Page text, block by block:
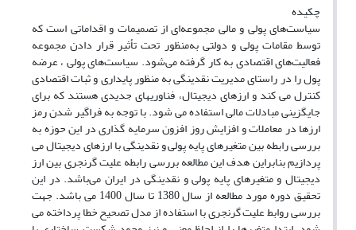
چکیده
سیاست‌های پولی و مالی مجموعه‌ای از تصمیمات و اقداماتی است که
توسط مقامات پولی و دولتی به‌منظور تحت تأثیر قرار دادن مجموعه
فعالیت‌های اقتصادی به کار گرفته می‌شود. سیاست‌های پولی ، عرضه
پول را در راستای مدیریت نقدینگی به منظور پایداری و ثبات اقتصادی
کنترل می کند و ارزهای دیجیتال، فناوریهای جدیدی هستند که برای
جایگزینی مبادلات مالی استفاده می شود. با توجه به فراگیر شدن رمز
ارزها در معاملات و افزایش روز افزون سرمایه گذاری در این حوزه به
بررسی رابطه بین متغیرهای پایه پولی و نقدینگی با ارزهای دیجیتال می
پردازیم بنابراین هدف این مطالعه بررسی رابطه علیت گرنجری بین ارز
دیجیتال و متغیرهای پایه پولی و نقدینگی در ایران می‌باشد. در این
تحقیق دوره مورد مطالعه از سال 1380 تا سال 1400 می باشد. جهت
بررسی روابط علیت گرنجری با استفاده از مدل تصحیح خطا پرداخته می